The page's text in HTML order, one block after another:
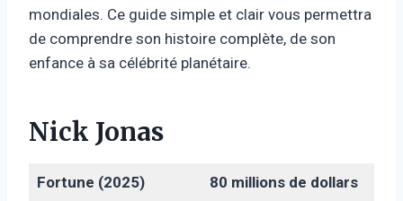
mondiales. Ce guide simple et clair vous permettra
de comprendre son histoire complète, de son
enfance à sa célébrité planétaire.
Nick Jonas
Fortune (2025) 80 millions de dollars